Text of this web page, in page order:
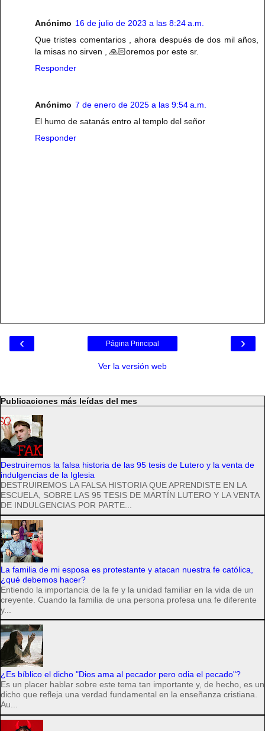
Anónimo 16 de julio de 2023 a las 8:24 a.m.
Que tristes comentarios , ahora después de dos mil años,
la misas no sirven , 🙏🏻oremos por este sr.
Responder
Anónimo 7 de enero de 2025 a las 9:54 a.m.
El humo de satanás entro al templo del señor
Responder
‹ ›
Página Principal
Ver la versión web
Publicaciones más leídas del mes
Destruiremos la falsa historia de las 95 tesis de Lutero y la venta de
indulgencias de la Iglesia
DESTRUIREMOS LA FALSA HISTORIA QUE APRENDISTE EN LA
ESCUELA, SOBRE LAS 95 TESIS DE MARTÍN LUTERO Y LA VENTA
DE INDULGENCIAS POR PARTE...
La familia de mi esposa es protestante y atacan nuestra fe católica,
¿qué debemos hacer?
Entiendo la importancia de la fe y la unidad familiar en la vida de un
creyente. Cuando la familia de una persona profesa una fe diferente
y...
¿Es bíblico el dicho "Dios ama al pecador pero odia el pecado"?
Es un placer hablar sobre este tema tan importante y, de hecho, es un
dicho que refleja una verdad fundamental en la enseñanza cristiana.
Au...